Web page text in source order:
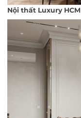
Nội thất Luxury HCM